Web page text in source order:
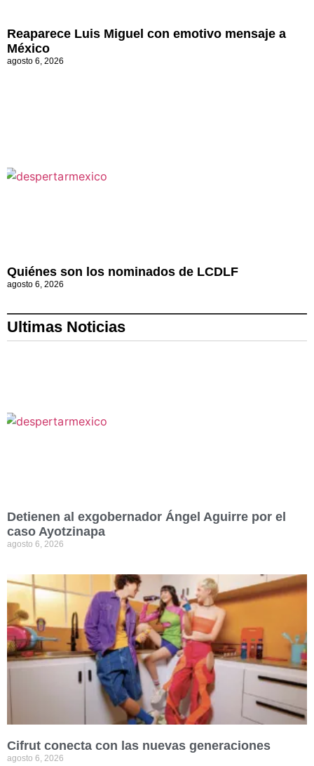
Reaparece Luis Miguel con emotivo mensaje a
México
agosto 6, 2026
Quiénes son los nominados de LCDLF
agosto 6, 2026
Ultimas Noticias
Detienen al exgobernador Ángel Aguirre por el
caso Ayotzinapa
agosto 6, 2026
Cifrut conecta con las nuevas generaciones
agosto 6, 2026